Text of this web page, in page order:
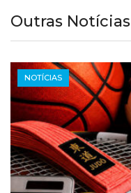
Outras Notícias
NOTÍCIAS